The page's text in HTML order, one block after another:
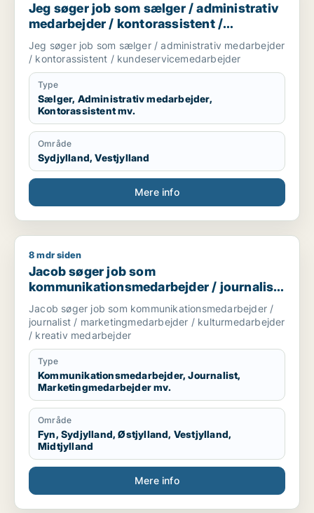
Jeg søger job som sælger / administrativ
medarbejder / kontorassistent /
kundeservicemedarbejder
Jeg søger job som sælger / administrativ medarbejder
/ kontorassistent / kundeservicemedarbejder
Type
Sælger, Administrativ medarbejder,
Kontorassistent mv.
Område
Sydjylland, Vestjylland
Mere info
Jacob søger job som kommunikationsmedarbejder /
8 mdr siden
Jacob søger job som
kommunikationsmedarbejder / journalist
/ marketingmedarbejder /
kulturmedarbejder / kreativ medarbejder
Jacob søger job som kommunikationsmedarbejder /
journalist / marketingmedarbejder / kulturmedarbejder
/ kreativ medarbejder
Type
Kommunikationsmedarbejder, Journalist,
Marketingmedarbejder mv.
Område
Fyn, Sydjylland, Østjylland, Vestjylland,
Midtjylland
Mere info